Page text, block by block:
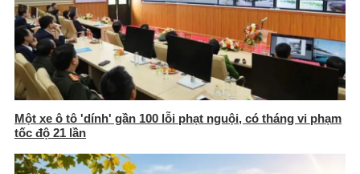
Một xe ô tô 'dính' gần 100 lỗi phạt nguội, có tháng vi phạm
tốc độ 21 lần